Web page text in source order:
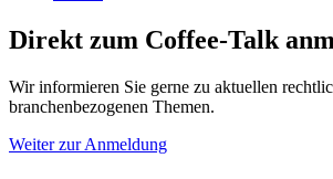
Direkt zum Coffee-Talk
Wir informieren Sie gerne zu aktuellen
branchenbezogenen Themen.
Weiter zur Anmeldung